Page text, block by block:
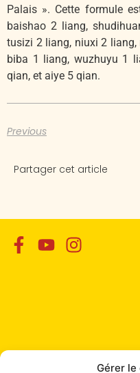
Gérer
Palais ». Cette formule
baishao 2 liang,
tusizi 2 liang, niuxi 2
biba 1 liang, wuzhuyu 1
qian, et aiye 5 qian.
Previous
Partager cet article